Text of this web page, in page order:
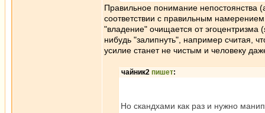
Правильное понимание непостоянства
соответствии с правильным
"владение" очищается от
нибудь "залипнуть", например считая,
усилие станет не чистым и человеку
чайник2 пишет:
Но скандхами как раз и нужно